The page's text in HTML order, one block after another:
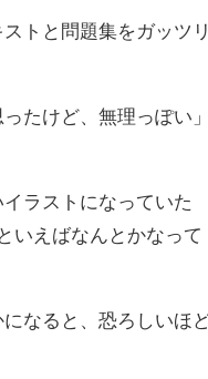
トと問題集をガッツリ
たけど、無理っぽい」
ラストになっていた
いえばなんとかなって
なると、恐ろしいほ